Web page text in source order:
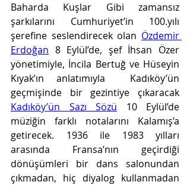
Baharda Kuşlar Gibi zamansız
şarkılarını Cumhuriyet’in 100.yılı
şerefine seslendirecek olan Özdemir
Erdoğan 8 Eylül’de, şef İhsan Özer
yönetimiyle, İncila Bertuğ ve Hüseyin
Kıyak’ın anlatımıyla  Kadıköy’ün
Kadıköy’ün Sazı Sözü 10 Eylül’de
müziğin farklı notalarını Kalamış’a
getirecek. 1936 ile 1983 yılları
arasında Fransa’nın geçirdiği
dönüşümleri bir dans salonundan
çıkmadan, hiç diyalog kullanmadan